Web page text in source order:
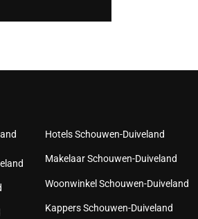
Hotels Schouwen-Duiveland
Makelaar Schouwen-Duiveland
Woonwinkel Schouwen-Duiveland
Kappers Schouwen-Duiveland